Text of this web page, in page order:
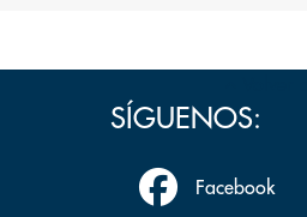
SÍGUENOS:
Facebook